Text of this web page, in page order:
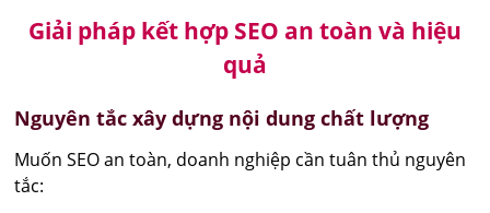
Giải pháp kết hợp SEO an toàn và hiệu
quả
Nguyên tắc xây dựng nội dung chất lượng
Muốn SEO an toàn, doanh nghiệp cần tuân thủ nguyên
tắc: